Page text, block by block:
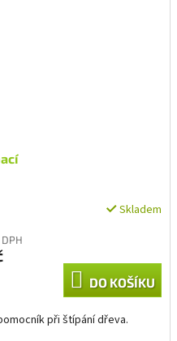
Skladem
DO KOŠÍKU
při štípání dřeva.